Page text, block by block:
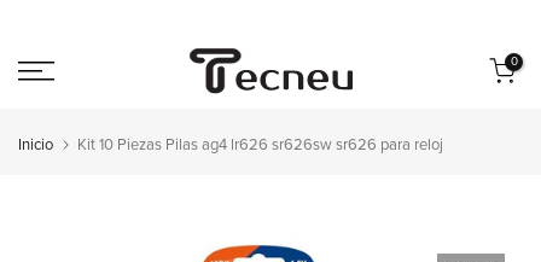
al
0
Inicio Kit 10 Piezas Pilas ag4 lr626 sr626sw sr626 para reloj